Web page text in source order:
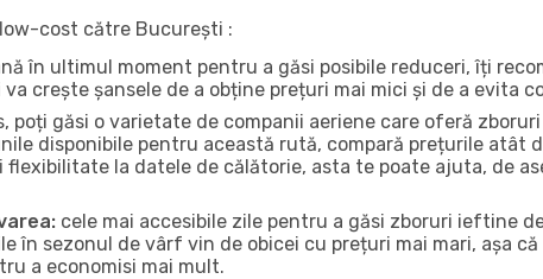
cost către București :
în ultimul moment pentru a găsi posibile reduceri, îți
crește șansele de a obține prețuri mai mici și de a evita
poți găsi o varietate de companii aeriene care oferă
disponibile pentru această rută, compară prețurile atât
la datele de călătorie, asta te poate ajuta, de
cele mai accesibile zile pentru a găsi zboruri ieftine
în sezonul de vârf vin de obicei cu prețuri mai mari, așa
a economisi mai mult.